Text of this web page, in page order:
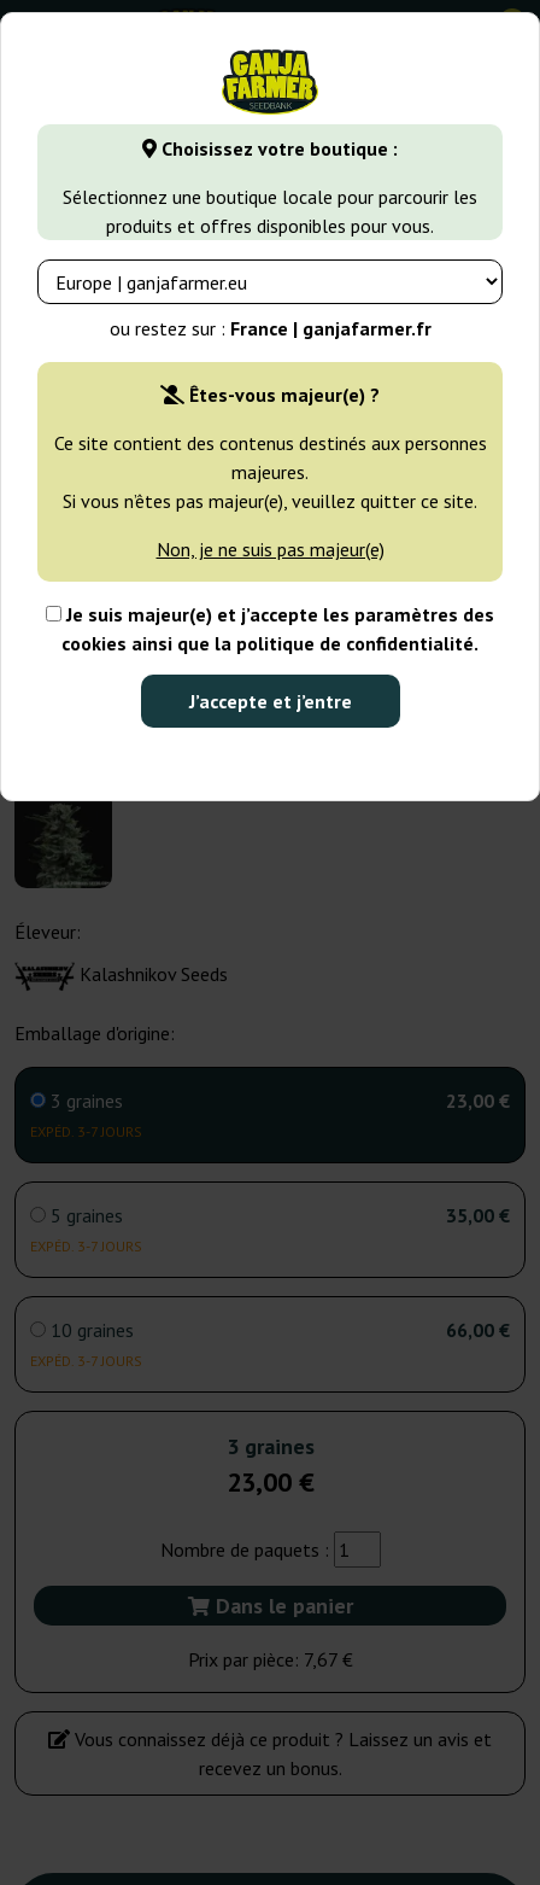
Choisissez votre boutique :
Sélectionnez une boutique locale pour parcourir les
produits et offres disponibles pour vous.
ou restez sur : France | ganjafarmer.fr
Êtes-vous majeur(e) ?
Ce site contient des contenus destinés aux personnes
majeures.
Si vous n’êtes pas majeur(e), veuillez quitter ce site.
Non, je ne suis pas majeur(e)
Je suis majeur(e) et j’accepte les paramètres des
cookies ainsi que la politique de confidentialité.
J’accepte et j’entre
0
GanjaFarmer.fr Variétés de Cannabis Skunk Ak Skunk
Éleveur:
Kalashnikov Seeds
Emballage d'origine:
3 graines
EXPÉD. 3-7 JOURS
23,00 €
5 graines
EXPÉD. 3-7 JOURS
35,00 €
10 graines
EXPÉD. 3-7 JOURS
66,00 €
3 graines
23,00 €
Nombre de paquets :
Dans le panier
Prix par pièce: 7,67 €
Vous connaissez déjà ce produit ? Laissez un avis et
recevez un bonus.